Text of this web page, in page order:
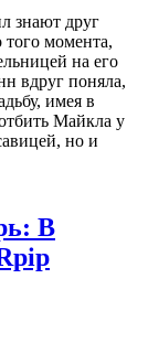
знают друг
того момента,
на его
вдруг поняла,
имея в
Майкла у
но и
В